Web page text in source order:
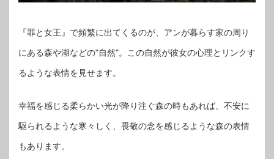
『罪と女王』で頻繁に出てくるのが、アンが暮らす家の周り
にある森や湖などの"自然"。この自然が彼女の心理とリンクす
るような表情を見せます。
幸福を感じる柔らかい光が降り注ぐ森の時もあれば、不安に
駆られるような寒々しく、畏敬の念を感じるような森の表情
もあります。